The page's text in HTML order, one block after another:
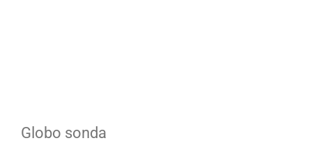
Globo sonda